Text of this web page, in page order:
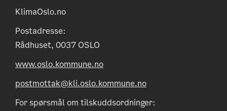
KlimaOslo.no
Postadresse:
Rådhuset, 0037 OSLO
www.oslo.kommune.no
postmottak@kli.oslo.kommune.no
For spørsmål om tilskuddsordninger: